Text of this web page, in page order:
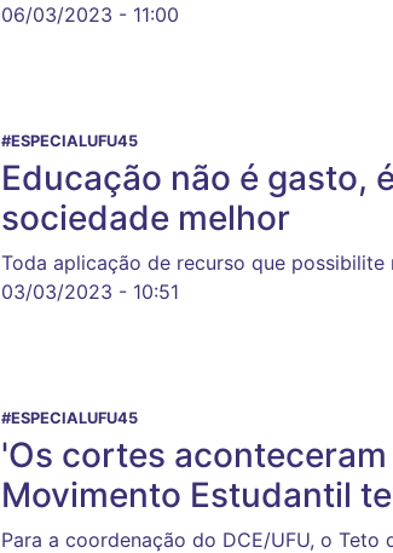
06/03/2023 - 11:00
#ESPECIALUFU45
Educação não é gasto,
sociedade melhor
Toda aplicação de recurso que
03/03/2023 - 10:51
#ESPECIALUFU45
'Os cortes
Movimento Estudantil
Para a coordenação do DCE/UFU, o